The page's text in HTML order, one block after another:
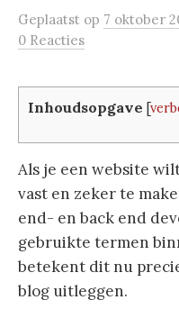
Geplaatst op 7 oktober
0 Reacties
Inhoudsopgave [
Als je een website
vast en zeker te
end- en back end
gebruikte termen
betekent dit nu
blog uitleggen.